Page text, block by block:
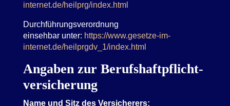
internet.de/heilprg/index.html
Durchführungsverordnung
einsehbar unter: https://www.gesetze-im-
internet.de/heilprgdv_1/index.html
Angaben zur Berufs­haftpflicht­
versicherung
Name und Sitz des Versicherers: